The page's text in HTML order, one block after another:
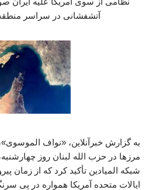
آتشفشانی در سراسر
به گزارش خبرآنلاین، «نواف
مرزها در حزب ‌الله لبنان روز
شبکه المیادین تأکید کرد که از زمان
ایالات متحده آمریکا همواره در پی